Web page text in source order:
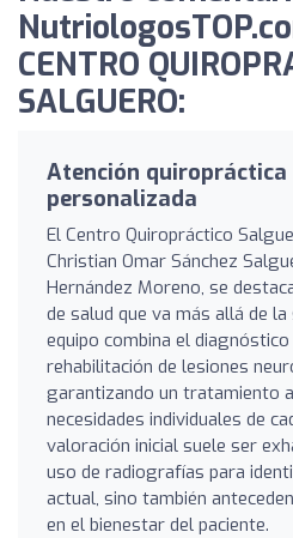
CENTRO
SALGUERO:
Atención
personalizada
El Centro Quiropráctico
Christian Omar Sánchez
Hernández Moreno, se
de salud que va más allá de
equipo combina el
rehabilitación de lesiones
garantizando un tratamiento
necesidades individuales de
valoración inicial suele ser
uso de radiografías para
actual, sino también
en el bienestar del paciente.